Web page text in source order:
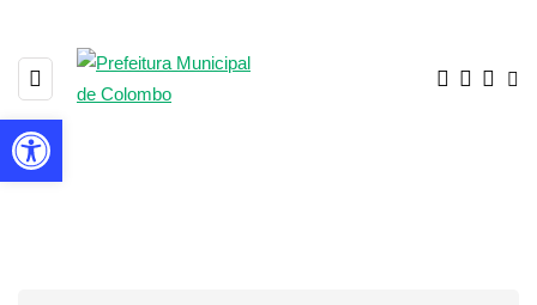
Barra de Ferramentas Aberta